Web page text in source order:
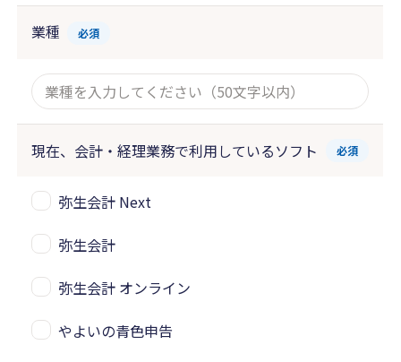
業種 必須
現在、会計・経理業務で利用しているソフト 必須
弥生会計 Next
弥生会計
弥生会計 オンライン
やよいの青色申告